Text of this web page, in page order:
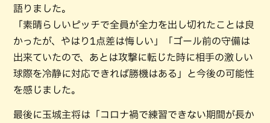
語りました。
「素晴らしいピッチで全員が全力を出し切れたことは良
かったが、やはり1点差は悔しい」「ゴール前の守備は
出来ていたので、あとは攻撃に転じた時に相手の激しい
球際を冷静に対応できれば勝機はある」と今後の可能性
を感じました。
最後に玉城主将は「コロナ禍で練習できない期間が長か